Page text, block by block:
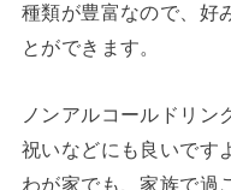
種類が豊富なので、好
とができます。
ノンアルコールドリン
祝いなどにも良いです
わが家でも、家族で過